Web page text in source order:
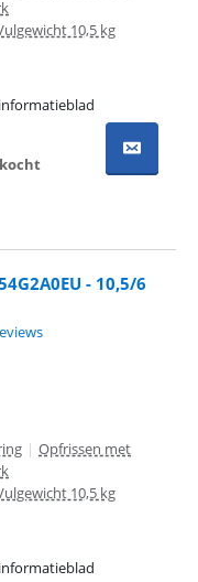
10,5 kg
- 10,5/6
reviews.
| Opfrissen met
10,5 kg